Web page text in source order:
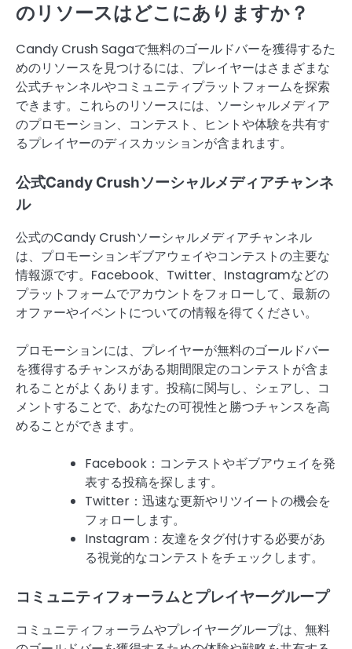
のリソースはどこにありますか？
Candy Crush Sagaで無料のゴールドバーを獲得するた
めのリソースを見つけるには、プレイヤーはさまざまな
公式チャンネルやコミュニティプラットフォームを探索
できます。これらのリソースには、ソーシャルメディア
のプロモーション、コンテスト、ヒントや体験を共有す
るプレイヤーのディスカッションが含まれます。
公式Candy Crushソーシャルメディアチャンネ
ル
公式のCandy Crushソーシャルメディアチャンネル
は、プロモーションギブアウェイやコンテストの主要な
情報源です。Facebook、Twitter、Instagramなどの
プラットフォームでアカウントをフォローして、最新の
オファーやイベントについての情報を得てください。
プロモーションには、プレイヤーが無料のゴールドバー
を獲得するチャンスがある期間限定のコンテストが含ま
れることがよくあります。投稿に関与し、シェアし、コ
メントすることで、あなたの可視性と勝つチャンスを高
めることができます。
Facebook：コンテストやギブアウェイを発
表する投稿を探します。
Twitter：迅速な更新やリツイートの機会を
フォローします。
Instagram：友達をタグ付けする必要があ
る視覚的なコンテストをチェックします。
コミュニティフォーラムとプレイヤーグループ
コミュニティフォーラムやプレイヤーグループは、無料